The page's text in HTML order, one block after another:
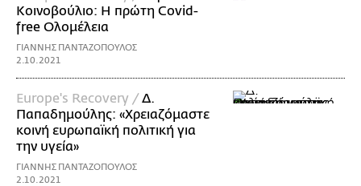
Κοινοβούλιο: Η πρώτη Covid-
free Ολομέλεια
ΓΙΑΝΝΗΣ ΠΑΝΤΑΖΟΠΟΥΛΟΣ
2.10.2021
Europe's Recovery /Δ.
Παπαδημούλης: «Χρειαζόμαστε
κοινή ευρωπαϊκή πολιτική για
την υγεία»
ΓΙΑΝΝΗΣ ΠΑΝΤΑΖΟΠΟΥΛΟΣ
2.10.2021